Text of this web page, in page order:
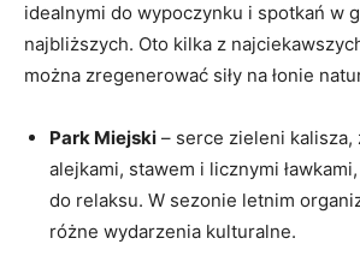
idealnymi do wypoczynku i spotkań w
najbliższych. Oto kilka z
można zregenerować siły na łonie
Park Miejski – ‍serce zieleni kalisza,
⁣alejkami, stawem i licznymi
do relaksu.‌ W ⁣sezonie letnim
różne wydarzenia kulturalne.